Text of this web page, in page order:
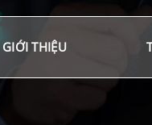
GIỚI THIỆU